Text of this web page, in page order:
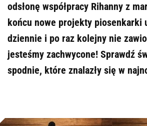
odsłonę współpracy Rihanny z
końcu nowe projekty piosenkarki
dziennie i po raz kolejny nie
jesteśmy zachwycone! Sprawdź
spodnie, które znalazły się w